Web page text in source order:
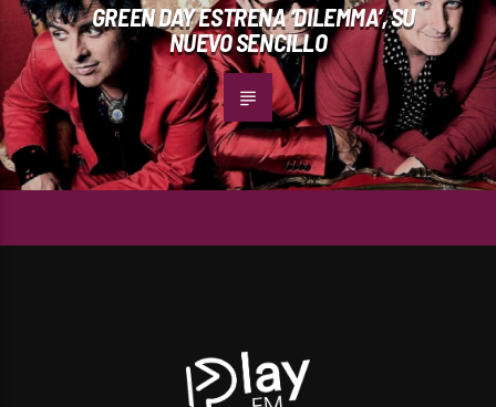
GREEN DAY ESTRENA ‘DILEMMA’, SU
NUEVO SENCILLO